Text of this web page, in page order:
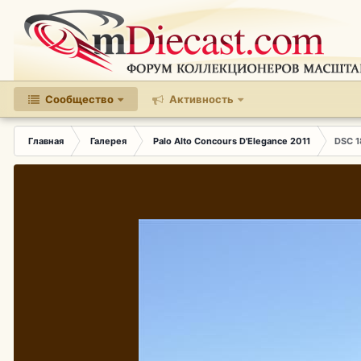
Сообщество Активность
Главная Галерея Palo Alto Concours D'Elegance 2011 DSC